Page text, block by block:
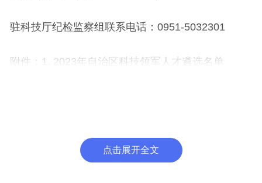
驻科技厅纪检监察组联系电话：0951-5032301
附件：1. 2023年自治区科技领军人才遴选名单
点击展开全文